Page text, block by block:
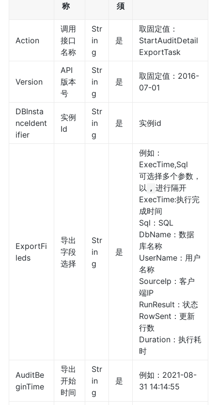
称
须
Action
调用
接口
名称
Str
in
g
是
取固定值：
StartAuditDetail
ExportTask
Version
API
版本
号
Str
in
g
是
取固定值：2016-
07-01
DBInsta
nceIdent
ifier
实例
Id
Str
in
g
是 实例id
ExportFi
leds
导出
字段
选择
Str
in
g
是
例如：
ExecTime,Sql
可选择多个参数，
以 , 进行隔开
ExecTime:执行完
成时间
Sql：SQL
DbName：数据
库名称
UserName：用户
名称
SourceIp：客户
端IP
RunResult：状态
RowSent：更新
行数
Duration：执行耗
时
AuditBe
ginTime
导出
开始
时间
Str
in
g
是
例如：2021-08-
31 14:14:55